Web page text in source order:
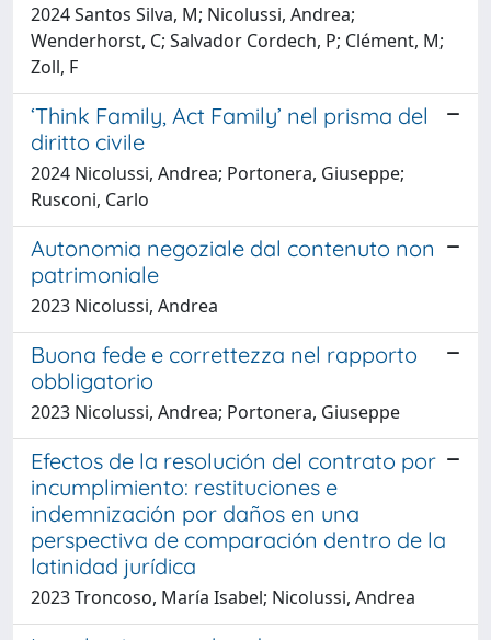
2024 Santos Silva, M; Nicolussi, Andrea;
Wenderhorst, C; Salvador Cordech, P; Clément, M;
Zoll, F
‘Think Family, Act Family’ nel prisma del
diritto civile
2024 Nicolussi, Andrea; Portonera, Giuseppe;
Rusconi, Carlo
Autonomia negoziale dal contenuto non
patrimoniale
2023 Nicolussi, Andrea
Buona fede e correttezza nel rapporto
obbligatorio
2023 Nicolussi, Andrea; Portonera, Giuseppe
Efectos de la resolución del contrato por
incumplimiento: restituciones e
indemnización por daños en una
perspectiva de comparación dentro de la
latinidad jurídica
2023 Troncoso, María Isabel; Nicolussi, Andrea